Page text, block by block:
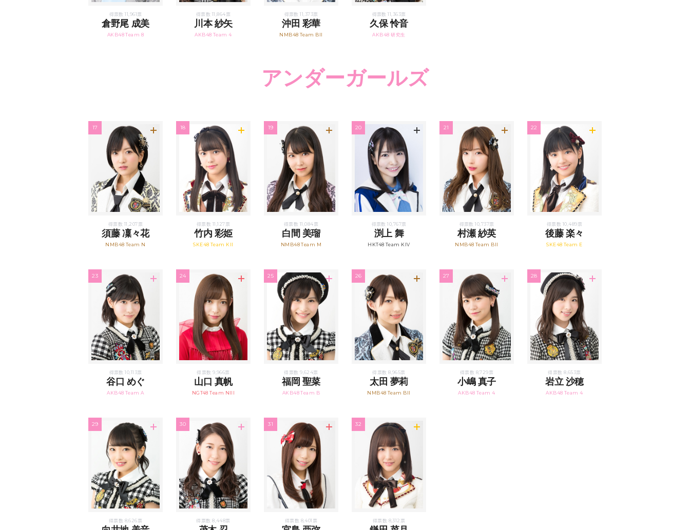
得票数 11,961票
倉野尾 成美
AKB48 Team 8
得票数 11,864票
川本 紗矢
AKB48 Team 4
得票数 11,373票
沖田 彩華
NMB48 Team BII
得票数 11,363票
久保 怜音
AKB48 研究生
アンダーガールズ
17
得票数 11,207票
須藤 凜々花
NMB48 Team N
18
得票数 11,127票
竹内 彩姫
SKE48 Team KII
19
得票数 11,084票
白間 美瑠
NMB48 Team M
20
得票数 10,767票
渕上 舞
HKT48 Team KIV
21
得票数 10,737票
村瀬 紗英
NMB48 Team BII
22
得票数 10,489票
後藤 楽々
SKE48 Team E
23
得票数 10,113票
谷口 めぐ
AKB48 Team A
24
得票数 9,966票
山口 真帆
NGT48 Team NIII
25
得票数 9,624票
福岡 聖菜
AKB48 Team B
26
得票数 8,965票
太田 夢莉
NMB48 Team BII
27
得票数 8,729票
小嶋 真子
AKB48 Team 4
28
得票数 8,653票
岩立 沙穂
AKB48 Team 4
29
得票数 8,626票
30
得票数 8,448票
31
得票数 8,401票
32
得票数 8,312票